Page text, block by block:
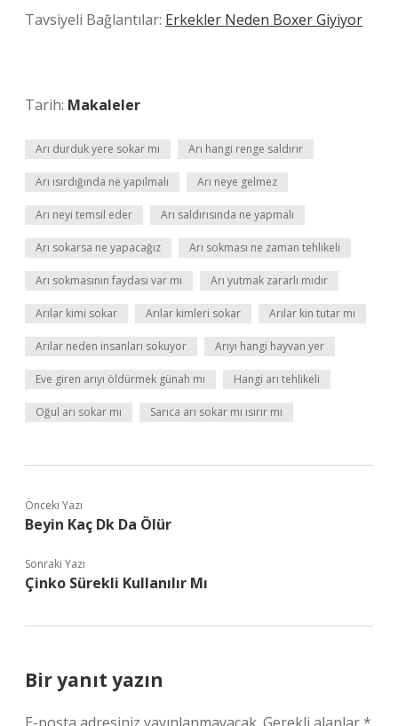
Tavsiyeli Bağlantılar: Erkekler Neden Boxer Giyiyor
Tarih: Makaleler
Arı durduk yere sokar mı Arı hangi renge saldırır
Arı ısırdığında ne yapılmalı Arı neye gelmez
Arı neyi temsil eder Arı saldırısında ne yapmalı
Arı sokarsa ne yapacağız Arı sokması ne zaman tehlikeli
Arı sokmasının faydası var mı Arı yutmak zararlı mıdır
Arılar kimi sokar Arılar kimleri sokar Arılar kin tutar mı
Arılar neden insanları sokuyor Arıyı hangi hayvan yer
Eve giren arıyı öldürmek günah mı Hangi arı tehlikeli
Oğul arı sokar mı Sarıca arı sokar mı ısırır mı
Önceki Yazı
Beyin Kaç Dk Da Ölür
Sonraki Yazı
Çinko Sürekli Kullanılır Mı
Bir yanıt yazın